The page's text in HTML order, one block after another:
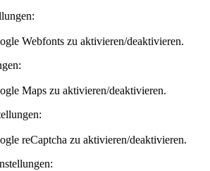
Webfonts zu aktivieren/deaktivieren.
Maps zu aktivieren/deaktivieren.
reCaptcha zu aktivieren/deaktivieren.